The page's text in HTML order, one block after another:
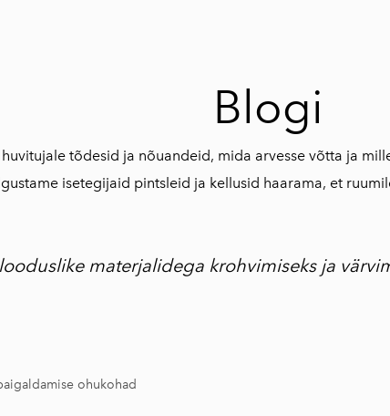
Blogi
tõdesid ja nõuandeid, mida arvesse võtta ja
isetegijaid pintsleid ja kellusid haarama, et
materjalidega krohvimiseks ja
ohukohad